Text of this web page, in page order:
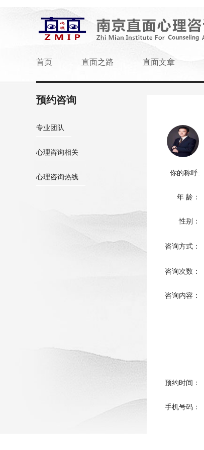
首页 直面之路 直面文章
预约咨询
专业团队
心理咨询相关
心理咨询热线 你的称呼:
年 龄：
性别：
咨询方式：
咨询次数：
咨询内容：
预约时间：
手机号码：